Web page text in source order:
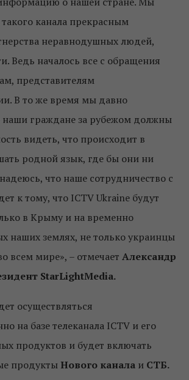
такого канала прекрасным
неравнодушных людей,
Ведь началось все с обращения
представителям
В то же время мы давно
наши граждане за рубежом должны
видеть, что происходит в
родной язык, где бы они ни
что наше сотрудничество с
к тому, что ICTV Ukraine будут
в Крыму и на временно
наших землях, не только украинцы
всем мире», – отмечает Александр
StarLightMedia.
осуществляться
на базе телеканала ICTV и его
продуктов и будет включать
продукты Нового канала и СТБ.